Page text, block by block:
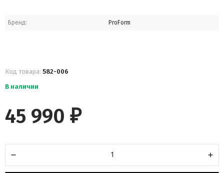
Бренд: ProForm
Код товара: 582-006
В наличии
45 990 ₽